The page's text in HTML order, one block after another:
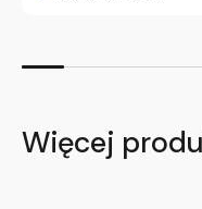
Więcej